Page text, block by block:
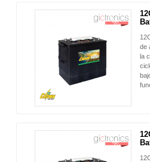
NUEVO
de
la
NUEVO